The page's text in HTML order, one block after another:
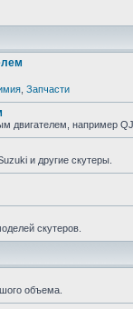
Запчасти
двигателем, например
и другие скутеры.
скутеров.
объема.